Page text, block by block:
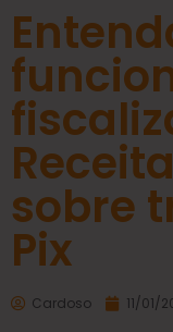
sobre
Pix
Cardoso 11/01/